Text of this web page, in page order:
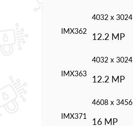
IMX362
4032 x 3024
12.2 MP
IMX363
4032 x 3024
12.2 MP
IMX371
4608 x 3456
16 MP